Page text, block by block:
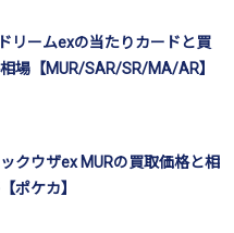
リームexの当たりカードと買
場【MUR/SAR/SR/MA/AR】
クウザex MURの買取価格と相
ポケカ】